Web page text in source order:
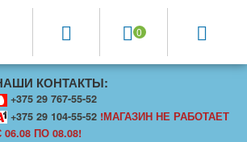
0
КОНТАКТЫ:
+375 29 767-55-52
+375 29 104-55-52 !МАГАЗИН НЕ РАБОТАЕТ
06.08 ПО 08.08!